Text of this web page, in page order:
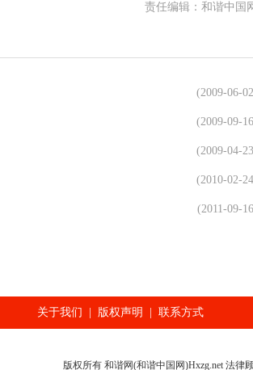
责任编辑：和谐中国
(2009-06-
(2009-09-
(2009-04-
(2010-02-
(2011-09-
关于我们 版权声明 联系方式
版权所有 和谐网(和谐中国网)Hxzg.net 法律